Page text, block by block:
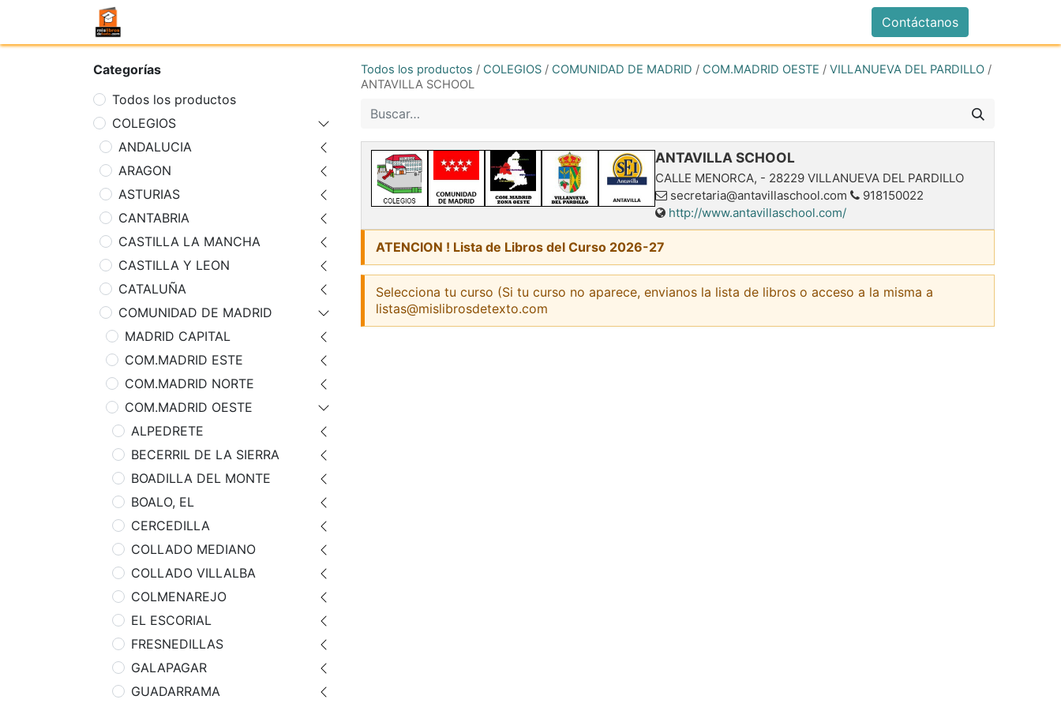
Contáctanos
Categorías
Todos los productos
COLEGIOS
ANDALUCIA
ARAGON
ASTURIAS
CANTABRIA
CASTILLA LA MANCHA
CASTILLA Y LEON
CATALUÑA
COMUNIDAD DE MADRID
MADRID CAPITAL
COM.MADRID ESTE
COM.MADRID NORTE
COM.MADRID OESTE
ALPEDRETE
BECERRIL DE LA SIERRA
BOADILLA DEL MONTE
BOALO, EL
CERCEDILLA
COLLADO MEDIANO
COLLADO VILLALBA
COLMENAREJO
EL ESCORIAL
FRESNEDILLAS
GALAPAGAR
GUADARRAMA
Todos los productos / COLEGIOS / COMUNIDAD DE MADRID / COM.MADRID OESTE / VILLANUEVA DEL PARDILLO /
ANTAVILLA SCHOOL
ANTAVILLA SCHOOL
CALLE MENORCA, - 28229 VILLANUEVA DEL PARDILLO
secretaria@antavillaschool.com
918150022
http://www.antavillaschool.com/
ATENCION ! Lista de Libros del Curso 2026-27
Selecciona tu curso (Si tu curso no aparece, envianos la lista de libros o acceso a la misma a
listas@mislibrosdetexto.com